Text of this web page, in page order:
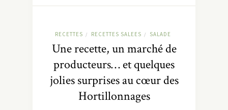
RECETTES / RECETTES SALEES / SALADE
Une recette, un marché de
producteurs… et quelques
jolies surprises au cœur des
Hortillonnages